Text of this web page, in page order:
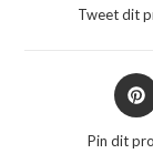
nieuw
Tweet dit
in
nieuw
Pin dit